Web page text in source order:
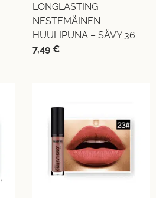
LONGLASTING
NESTEMÄINEN
HUULIPUNA – SÄVY 36
7,49 €